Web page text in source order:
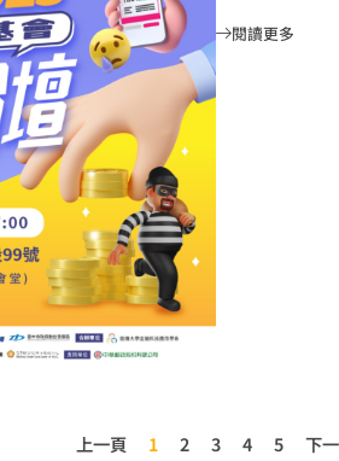
閱讀更多
上一頁 1 2 3 4 5 下